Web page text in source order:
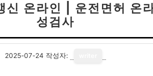
신 온라인 | 운전면허 온
성검사
2025-07-24 작성자: